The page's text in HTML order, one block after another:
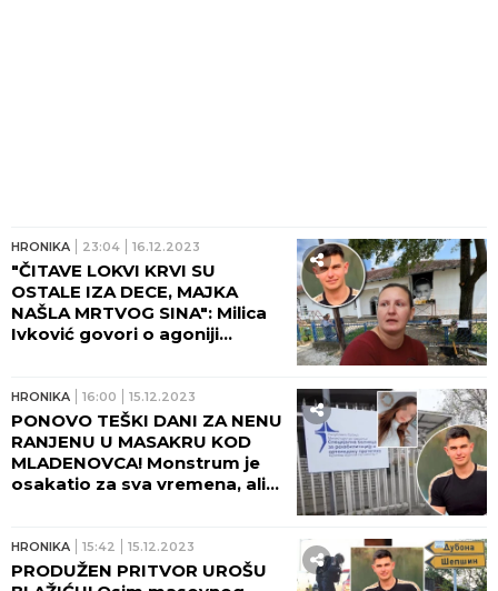
HRONIKA 23:04 16.12.2023
"ČITAVE LOKVI KRVI SU
OSTALE IZA DECE, MAJKA
NAŠLA MRTVOG SINA": Milica
Ivković govori o agoniji
zločina u Duboni
HRONIKA 16:00 15.12.2023
PONOVO TEŠKI DANI ZA NENU
RANJENU U MASAKRU KOD
MLADENOVCA! Monstrum je
osakatio za sva vremena, ali
dobro...
HRONIKA 15:42 15.12.2023
PRODUŽEN PRITVOR UROŠU